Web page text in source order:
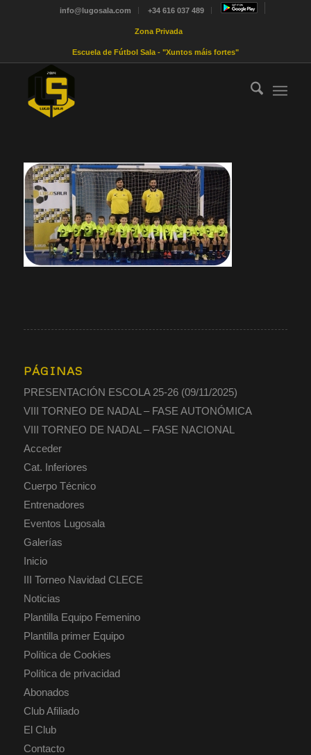
info@lugosala.com +34 616 037 489
Zona Privada
Escuela de Fútbol Sala - "Xuntos máis fortes"
PÁGINAS
PRESENTACIÓN ESCOLA 25-26 (09/11/2025)
VIII TORNEO DE NADAL – FASE AUTONÓMICA
VIII TORNEO DE NADAL – FASE NACIONAL
Acceder
Cat. Inferiores
Cuerpo Técnico
Entrenadores
Eventos Lugosala
Galerías
Inicio
III Torneo Navidad CLECE
Noticias
Plantilla Equipo Femenino
Plantilla primer Equipo
Política de Cookies
Política de privacidad
Abonados
Club Afiliado
El Club
Contacto